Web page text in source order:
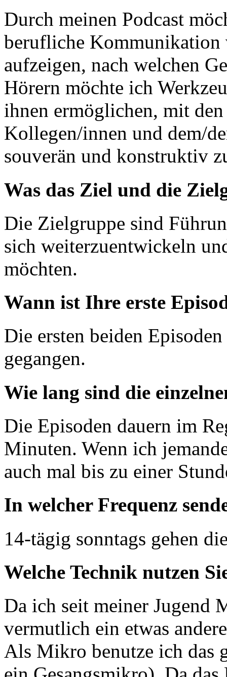
Durch meinen Podcast
berufliche Kommunikation
aufzeigen, nach welchen
Hörern möchte ich
ihnen ermöglichen, mit
Kollegen/innen und dem/
souverän und konstruktiv
Was das Ziel und die
Die Zielgruppe sind
sich weiterzuentwickeln
möchten.
Wann ist Ihre erste
Die ersten beiden
gegangen.
Wie lang sind die
Die Episoden dauern im
Minuten. Wenn ich
auch mal bis zu einer
In welcher Frequenz
14-tägig sonntags gehen
Welche Technik nutzen
Da ich seit meiner Jugend
vermutlich ein etwas
Als Mikro benutze ich das